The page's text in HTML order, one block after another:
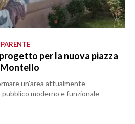
per la nuova piazza
Montello
un'area attualmente
moderno e funzionale